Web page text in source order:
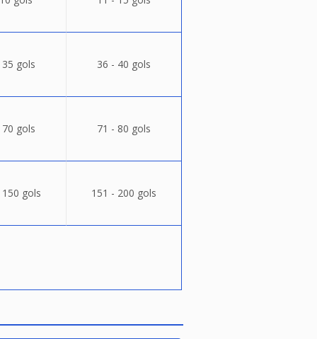
gols 36 - 40 gols
gols 71 - 80 gols
gols 151 - 200 gols